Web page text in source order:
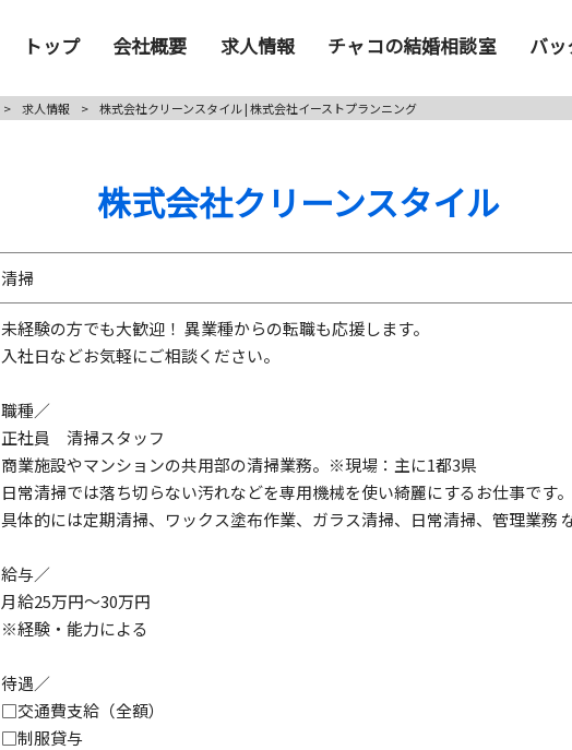
トップ 会社概要 求人情報 チャコの結婚相談室 バ
> 求人情報 > 株式会社クリーンスタイル | 株式会社イーストプランニング
株式会社クリーンスタイル
清掃
未経験の方でも大歓迎！ 異業種からの転職も応援します。
入社日などお気軽にご相談ください。
職種／
正社員 清掃スタッフ
商業施設やマンションの共用部の清掃業務。※現場：主に1都3県
日常清掃では落ち切らない汚れなどを専用機械を使い綺麗にするお仕事です。
具体的には定期清掃、ワックス塗布作業、ガラス清掃、日常清掃、管理業務 な
給与／
月給25万円〜30万円
※経験・能力による
待遇／
□交通費支給（全額）
□制服貸与